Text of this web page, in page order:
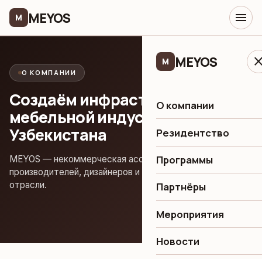
M MEYOS menu
M MEYOS
О компании
Резидентство
Программы
Партнёры
Мероприятия
Новости
О КОМПАНИИ
Создаём инфраструктуру
мебельной индустрии
Узбекистана
MEYOS — некоммерческая ассоциация, объединяющая
производителей, дизайнеров и поставщиков мебельной
отрасли.